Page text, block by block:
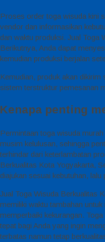
Proses order toga wisuda kini
vendor dan informasikan
dan waktu produksi. Jual Toga
Berikutnya, Anda dapat
kemudian produksi berjalan
Kemudian, produk akan dikirim
sistem terstruktur pemesanan
Kenapa penting
Permintaan toga wisuda
musim kelulusan, sehingga
terhindar dari keterlambatan
Berkualitas Kota Yogyakarta,
diajukan sesuai kebutuhan,
Jual Toga Wisuda Berkualitas
memiliki waktu tambahan
memperbaiki kekurangan.
tepat bagi Anda yang ingin
terbatas namun tetap